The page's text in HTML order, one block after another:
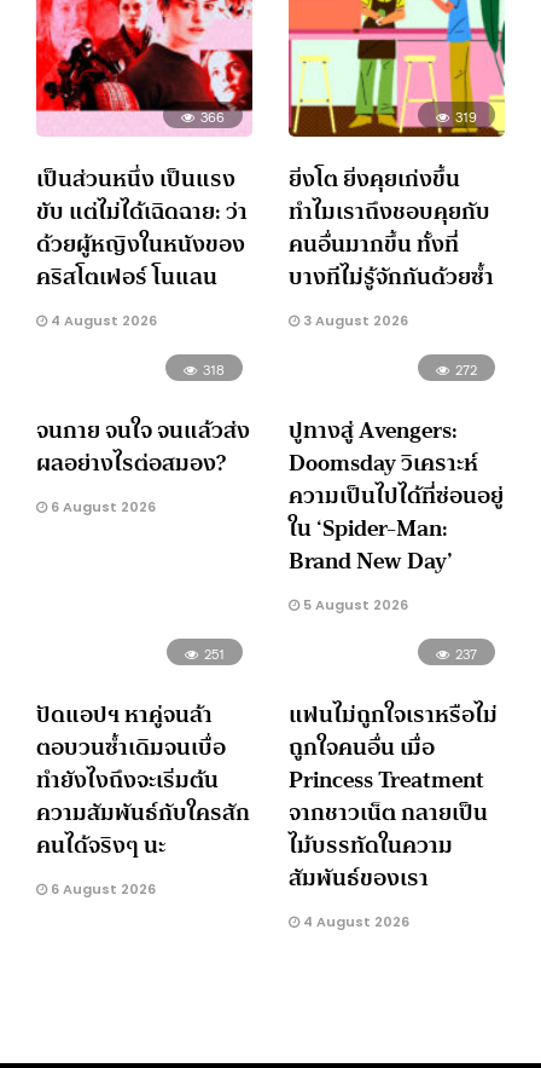
366
เป็นส่วนหนึ่ง เป็นแรง
ขับ แต่ไม่ได้เฉิดฉาย: ว่า
ด้วยผู้หญิงในหนังของ
คริสโตเฟอร์ โนแลน
4 August 2026
319
ยิ่งโต ยิ่งคุยเก่งขึ้น
ทำไมเราถึงชอบคุยกับ
คนอื่นมากขึ้น ทั้งที่
บางทีไม่รู้จักกันด้วยซ้ำ
3 August 2026
318
จนกาย จนใจ จนแล้วส่ง
ผลอย่างไรต่อสมอง?
6 August 2026
272
ปูทางสู่ Avengers:
Doomsday วิเคราะห์
ความเป็นไปได้ที่ซ่อนอยู่
ใน ‘Spider-Man:
Brand New Day’
5 August 2026
251
ปัดแอปฯ หาคู่จนล้า
ตอบวนซ้ำเดิมจนเบื่อ
ทำยังไงถึงจะเริ่มต้น
ความสัมพันธ์กับใครสัก
คนได้จริงๆ นะ
6 August 2026
237
แฟนไม่ถูกใจเราหรือไม่
ถูกใจคนอื่น เมื่อ
Princess Treatment
จากชาวเน็ต กลายเป็น
ไม้บรรทัดในความ
สัมพันธ์ของเรา
4 August 2026